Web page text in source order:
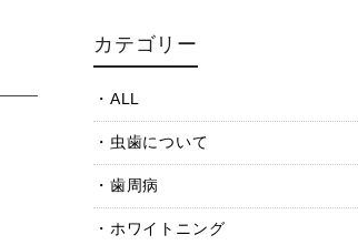
カテゴリー
ALL
虫歯について
歯周病
ホワイトニング